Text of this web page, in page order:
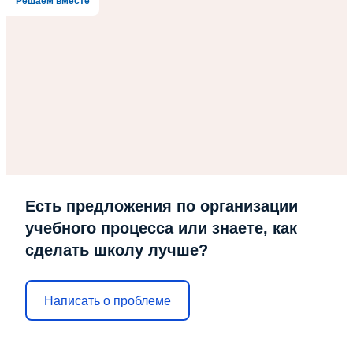
Есть предложения по организации
учебного процесса или знаете, как
сделать школу лучше?
Написать о проблеме